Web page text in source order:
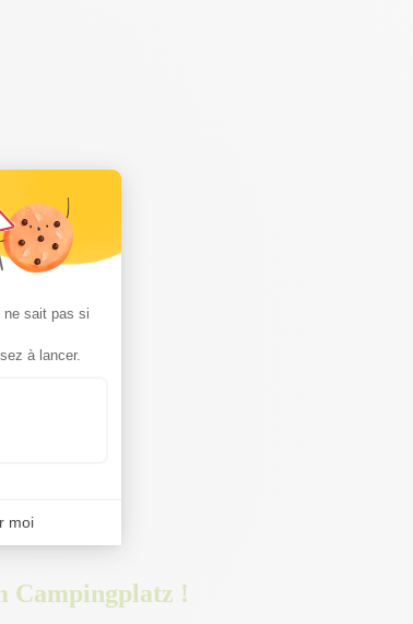
Campingplatz !